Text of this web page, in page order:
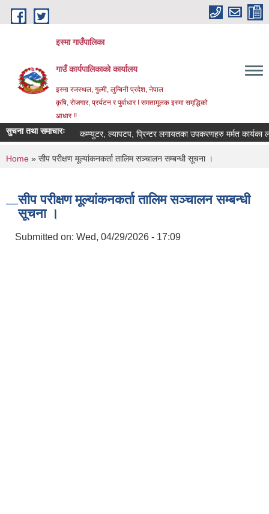
Skip to main content
इस्मा गाउँपालिका
गाउँ कार्यपालिकाको कार्यालय
इस्मा रजस्थल, गुल्मी, लुम्बिनी प्रदेश, नेपाल
कृषि, रोजगार, प्रर्यटन र पुर्वाधार ! समतामूलक इस्मा समृद्धिको
आधार !!
सुचना तथा समाचारःकम्प्युटर, ल्यापटप, प्रिन्टर लगायतका उपकरणहरु मर्मत कार्यका लागि
You are here
Home » सीप परीक्षण मूल्यांकनकर्ता तालिम सञ्चालन सम्बन्धी सूचना ।
सीप परीक्षण मूल्यांकनकर्ता तालिम सञ्चालन सम्बन्धी
सूचना ।
Submitted on: Wed, 04/29/2026 - 17:09